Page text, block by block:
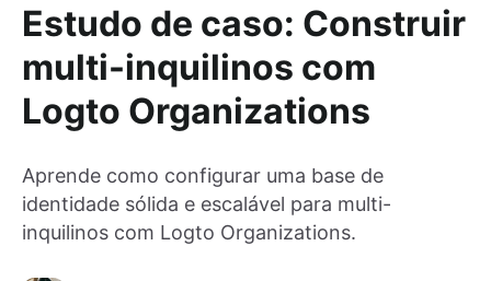
Estudo de caso: Construir
multi-inquilinos com
Logto Organizations
Aprende como configurar uma base de
identidade sólida e escalável para multi-
inquilinos com Logto Organizations.